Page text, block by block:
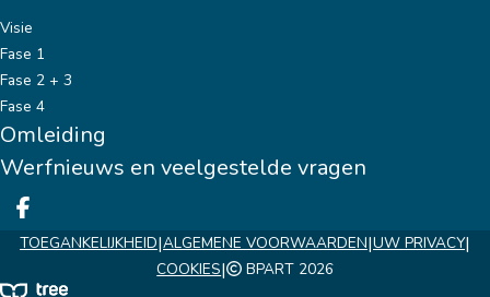
Visie
Fase 1
Fase 2 + 3
Fase 4
Omleiding
Werfnieuws en veelgestelde vragen
Deel op facebook
TOEGANKELIJKHEID|ALGEMENE VOORWAARDEN|UW PRIVACY|
COOKIES| BPART 2026